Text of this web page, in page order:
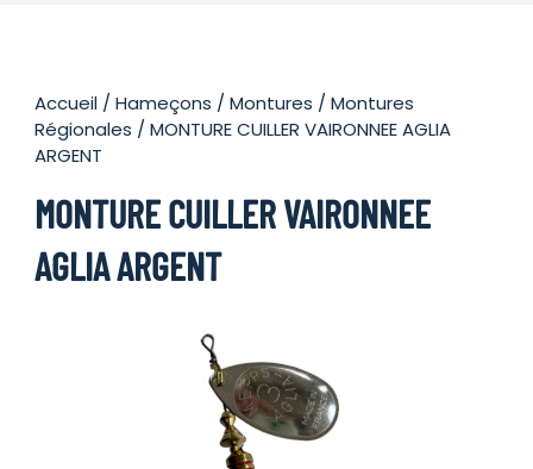
Accueil /Hameçons /Montures /Montures
Régionales / MONTURE CUILLER VAIRONNEE AGLIA
ARGENT
MONTURE CUILLER VAIRONNEE
AGLIA ARGENT